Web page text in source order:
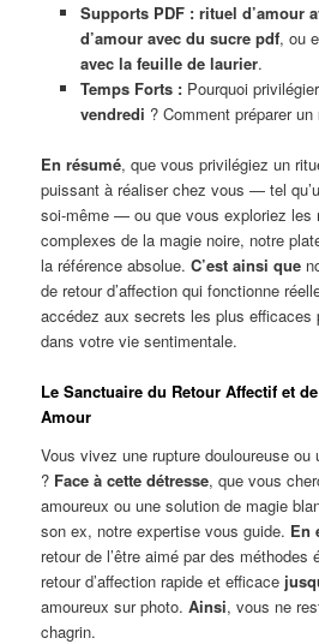
Supports PDF : rituel d’amour
d’amour avec du sucre pdf, ou
avec la feuille de laurier.
Temps Forts :Pourquoi
vendredi ? Comment préparer un
En résumé, que vous privilégiez un
puissant à réaliser chez vous — tel
soi-même — ou que vous exploriez les
complexes de la magie noire, notre
la référence absolue.C’est ainsi que
de retour d’affection qui fonctionne
accédez aux secrets les plus efficaces
dans votre vie sentimentale.
Le Sanctuaire du Retour Affectif et
Amour
Vous vivez une rupture douloureuse ou
? Face à cette détresse, que vous
amoureux ou une solution de magie
son ex, notre expertise vous guide. En
retour de l’être aimé par des méthodes
retour d’affection rapide et efficace
amoureux sur photo.Ainsi, vous ne
chagrin.